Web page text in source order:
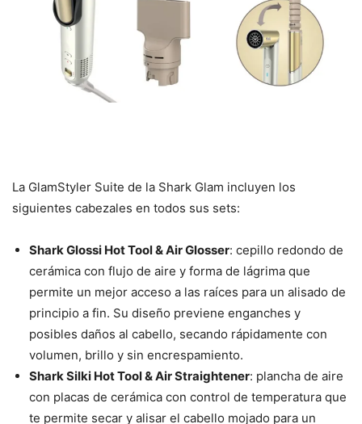
La GlamStyler Suite de la Shark Glam incluyen los
siguientes cabezales en todos sus sets:
Shark Glossi Hot Tool & Air Glosser: cepillo redondo de
cerámica con flujo de aire y forma de lágrima que
permite un mejor acceso a las raíces para un alisado de
principio a fin. Su diseño previene enganches y
posibles daños al cabello, secando rápidamente con
volumen, brillo y sin encrespamiento.
Shark Silki Hot Tool & Air Straightener: plancha de aire
con placas de cerámica con control de temperatura que
te permite secar y alisar el cabello mojado para un